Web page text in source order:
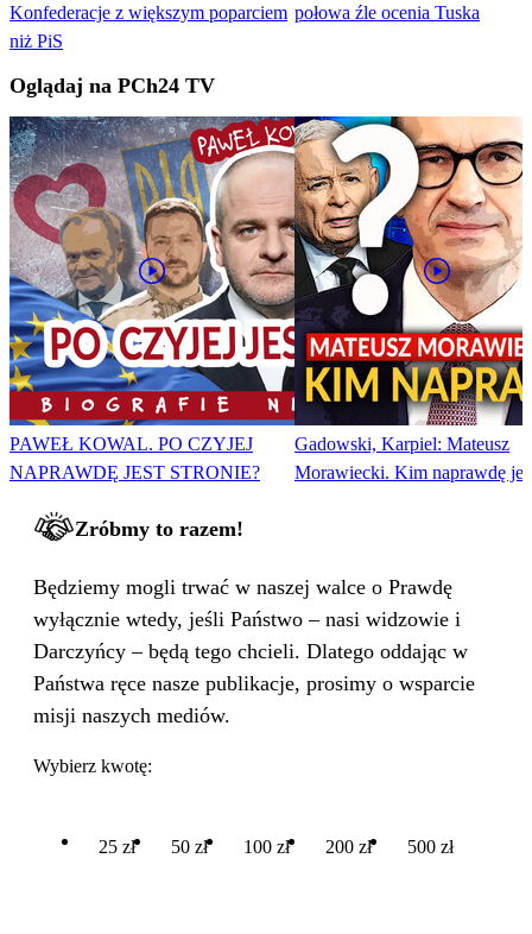
Konfederacje z większym poparciem
niż PiS
połowa źle ocenia Tuska
Oglądaj na PCh24 TV
PAWEŁ KOWAL. PO CZYJEJ
NAPRAWDĘ JEST STRONIE?
Gadowski, Karpiel: Mateusz
Morawiecki. Kim naprawdę
Zróbmy to razem!
Będziemy mogli trwać w naszej walce o Prawdę
wyłącznie wtedy, jeśli Państwo – nasi widzowie i
Darczyńcy – będą tego chcieli. Dlatego oddając w
Państwa ręce nasze publikacje, prosimy o wsparcie
misji naszych mediów.
Wybierz kwotę:
25 zł 50 zł 100 zł 200 zł 500 zł